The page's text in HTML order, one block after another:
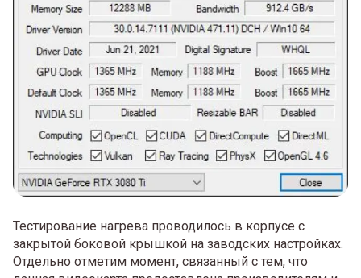
Тестирование нагрева проводилось в корпусе с
закрытой боковой крышкой на заводских настройках.
Отдельно отметим момент, связанный с тем, что